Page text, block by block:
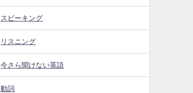
スピーキング
リスニング
今さら聞けない英語
動詞